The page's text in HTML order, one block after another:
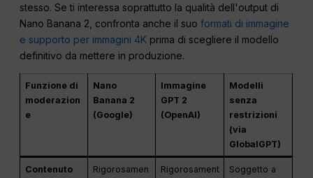
stesso. Se ti interessa soprattutto la qualità dell'output di
Nano Banana 2, confronta anche il suoformati di immagine
e supporto per immagini 4K prima di scegliere il modello
definitivo da mettere in produzione.
Funzione di
moderazion
e
Nano
Banana 2
(Google)
Immagine
GPT 2
(OpenAI)
Modelli
senza
restrizioni
(via
GlobalGPT)
Contenuto
Rigorosamen
Rigorosament
Soggetto a